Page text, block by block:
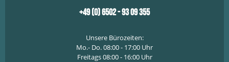
+49 (0) 6502 - 93 09 355
Unsere Bürozeiten:
Mo.- Do. 08:00 - 17:00 Uhr
Freitags 08:00 - 16:00 Uhr